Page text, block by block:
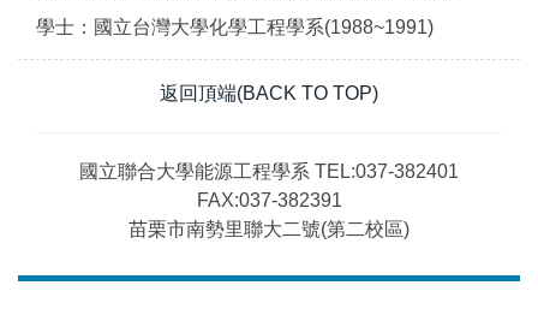
學士：國立台灣大學化學工程學系(1988~1991)
返回頂端(BACK TO TOP)
國立聯合大學能源工程學系 TEL:037-382401
FAX:037-382391
苗栗市南勢里聯大二號(第二校區)